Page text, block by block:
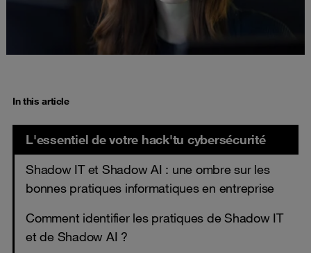
In this article
L'essentiel de votre hack'tu cybersécurité
Shadow IT et Shadow AI : une ombre sur les
bonnes pratiques informatiques en entreprise
Comment identifier les pratiques de Shadow IT
et de Shadow AI ?